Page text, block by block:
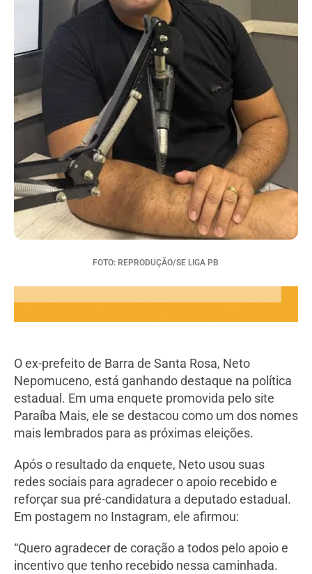
FOTO: REPRODUÇÃO/SE LIGA PB
O ex-prefeito de Barra de Santa Rosa, Neto
Nepomuceno, está ganhando destaque na política
estadual. Em uma enquete promovida pelo site
Paraíba Mais, ele se destacou como um dos nomes
mais lembrados para as próximas eleições.
Após o resultado da enquete, Neto usou suas
redes sociais para agradecer o apoio recebido e
reforçar sua pré-candidatura a deputado estadual.
Em postagem no Instagram, ele afirmou:
“Quero agradecer de coração a todos pelo apoio e
incentivo que tenho recebido nessa caminhada.